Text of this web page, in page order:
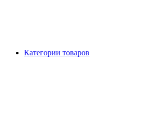
Категории товаров